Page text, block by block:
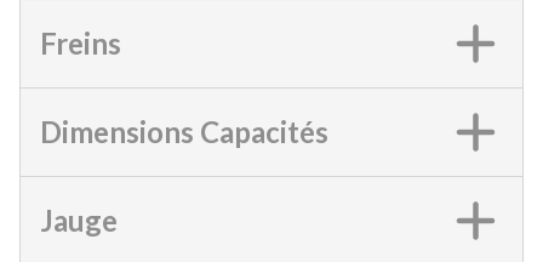
Freins
Dimensions Capacités
Jauge